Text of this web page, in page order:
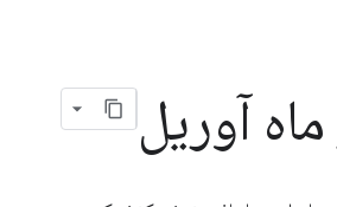
آوریل